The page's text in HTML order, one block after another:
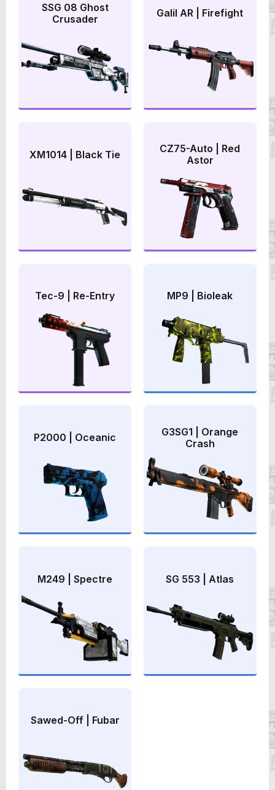
SSG 08 Ghost
Crusader
Galil AR | Firefight
XM1014 | Black Tie
CZ75-Auto | Red
Astor
Tec-9 | Re-Entry MP9 | Bioleak
P2000 | Oceanic
G3SG1 | Orange
Crash
M249 | Spectre SG 553 | Atlas
Sawed-Off | Fubar